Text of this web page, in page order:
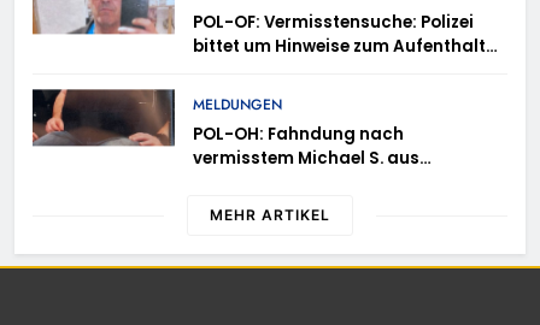
POL-OF: Vermisstensuche: Polizei
bittet um Hinweise zum Aufenthalt
MELDUNGEN
POL-OH: Fahndung nach
vermisstem Michael S. aus
MEHR ARTIKEL